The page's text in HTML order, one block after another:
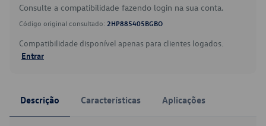
Consulte a compatibilidade fazendo login na sua conta.
Código original consultado: 2HP885405BGBO
Compatibilidade disponível apenas para clientes logados.
Entrar
Descrição Características Aplicações